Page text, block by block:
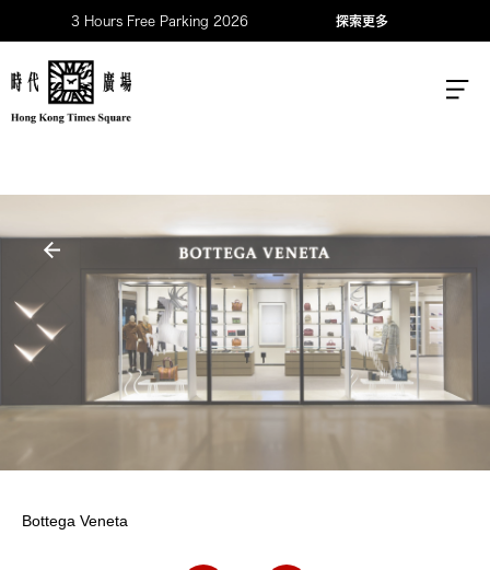
3 Hours Free Parking 2026 探索更多
Bottega Veneta